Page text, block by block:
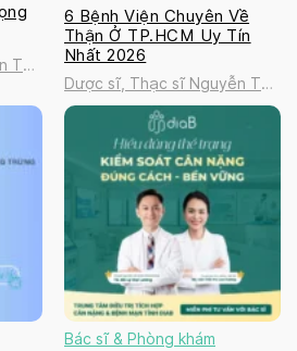
Thị
6 Bệnh Viện Chuyên Về
Thận Ở TP.HCM Uy Tín
Nhất 2026
Dược sĩ, Thạc sĩ Nguyễn Thị
Thanh Tú
Bác sĩ & Phòng khám